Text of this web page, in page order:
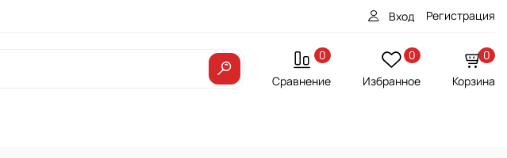
Вход Регистрация
0
Сравнение
0
Избранное
0
Корзина